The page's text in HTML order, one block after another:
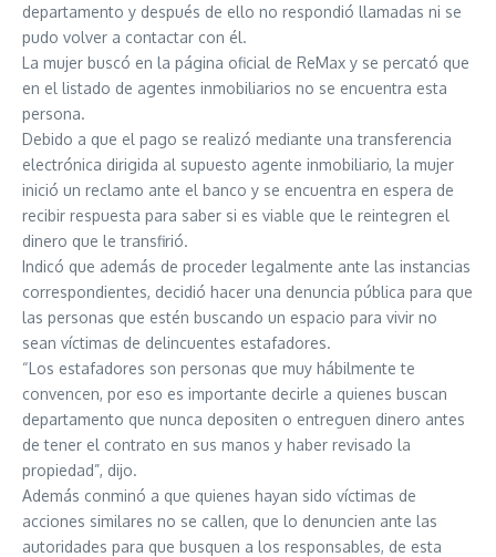
departamento y después de ello no respondió llamadas ni se
pudo volver a contactar con él.
La mujer buscó en la página oficial de ReMax y se percató que
en el listado de agentes inmobiliarios no se encuentra esta
persona.
Debido a que el pago se realizó mediante una transferencia
electrónica dirigida al supuesto agente inmobiliario, la mujer
inició un reclamo ante el banco y se encuentra en espera de
recibir respuesta para saber si es viable que le reintegren el
dinero que le transfirió.
Indicó que además de proceder legalmente ante las instancias
correspondientes, decidió hacer una denuncia pública para que
las personas que estén buscando un espacio para vivir no
sean víctimas de delincuentes estafadores.
“Los estafadores son personas que muy hábilmente te
convencen, por eso es importante decirle a quienes buscan
departamento que nunca depositen o entreguen dinero antes
de tener el contrato en sus manos y haber revisado la
propiedad”, dijo.
Además conminó a que quienes hayan sido víctimas de
acciones similares no se callen, que lo denuncien ante las
autoridades para que busquen a los responsables, de esta